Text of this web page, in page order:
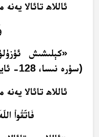
ئاللاھ تائالا
«كېلىشىش
(سۈرە نىسا، 128- ئايەتنىڭ بىر قىسمى).
ئاللاھ تائالا
فَاتَّقُواْ